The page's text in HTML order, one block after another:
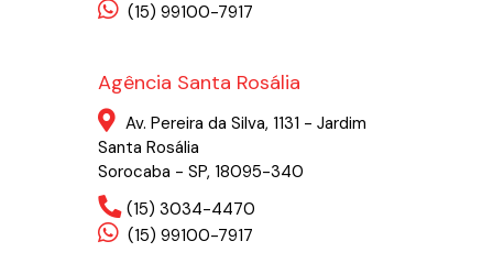
(15) 99100-7917
Agência Santa Rosália
Av. Pereira da Silva, 1131 - Jardim
Santa Rosália
Sorocaba - SP, 18095-340
(15) 3034-4470
(15) 99100-7917